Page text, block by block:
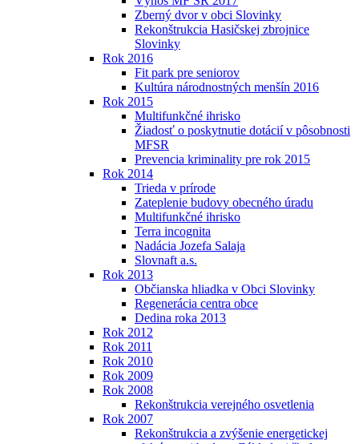
Zberný dvor v obci Slovinky
Rekonštrukcia Hasičskej zbrojnice
Slovinky
Rok 2016
Fit park pre seniorov
Kultúra národnostných menšín 2016
Rok 2015
Multifunkčné ihrisko
Žiadosť o poskytnutie dotácií v pôsobnosti
MFSR
Prevencia kriminality pre rok 2015
Rok 2014
Trieda v prírode
Zateplenie budovy obecného úradu
Multifunkčné ihrisko
Terra incognita
Nadácia Jozefa Salaja
Slovnaft a.s.
Rok 2013
Občianska hliadka v Obci Slovinky
Regenerácia centra obce
Dedina roka 2013
Rok 2012
Rok 2011
Rok 2010
Rok 2009
Rok 2008
Rekonštrukcia verejného osvetlenia
Rok 2007
Rekonštrukcia a zvýšenie energetickej